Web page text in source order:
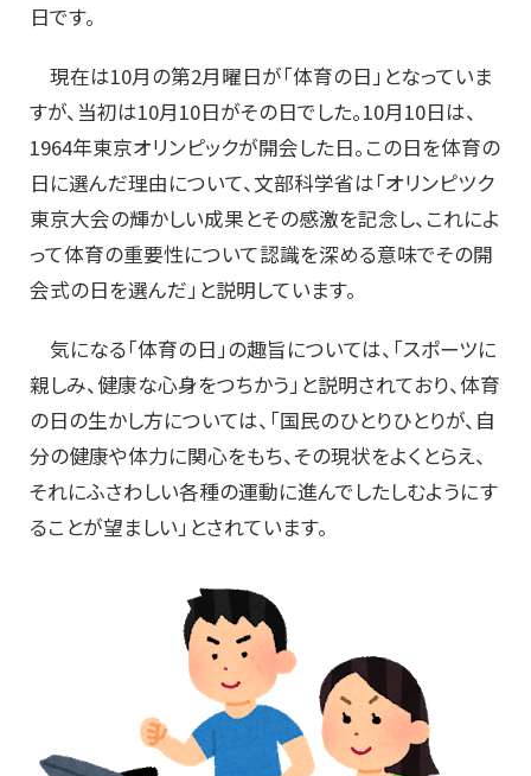
日です。
現在は10月の第2月曜日が「体育の日」となっていま
すが、当初は10月10日がその日でした。10月10日は、
1964年東京オリンピックが開会した日。この日を体育の
日に選んだ理由について、文部科学省は「オリンピツク
東京大会の輝かしい成果とその感激を記念し、これによ
って体育の重要性について認識を深める意味でその開
会式の日を選んだ」と説明しています。
気になる「体育の日」の趣旨については、「スポーツに
親しみ、健康な心身をつちかう」と説明されており、体育
の日の生かし方については、「国民のひとりひとりが、自
分の健康や体力に関心をもち、その現状をよくとらえ、
それにふさわしい各種の運動に進んでしたしむようにす
ることが望ましい」とされています。